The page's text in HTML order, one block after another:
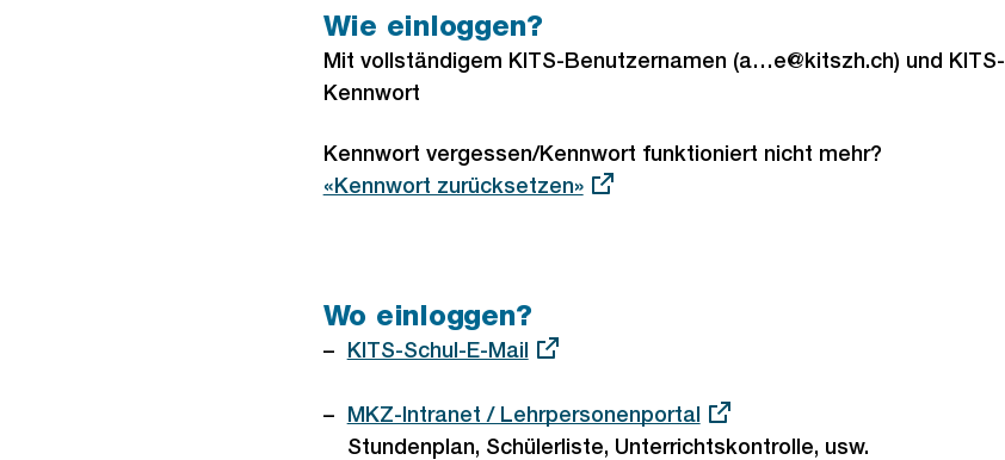
Wie einloggen?
Mit vollständigem KITS-Benutzernamen (a…e@kitszh.ch) und KITS-
Kennwort
Kennwort vergessen/Kennwort funktioniert nicht mehr?
Externer
«Kennwort zurücksetzen»
Wo einloggen?
Externer
KITS-Schul-E-Mail
Externer
Link:
MKZ-Intranet / Lehrpersonenportal
Stundenplan, Schülerliste, Unterrichtskontrolle, usw.